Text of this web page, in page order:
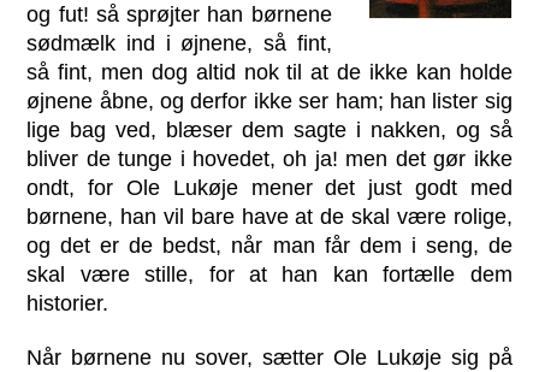
og fut! så sprøjter han børnene
sødmælk ind i øjnene, så fint,
så fint, men dog altid nok til at de ikke kan holde
øjnene åbne, og derfor ikke ser ham; han lister sig
lige bag ved, blæser dem sagte i nakken, og så
bliver de tunge i hovedet, oh ja! men det gør ikke
ondt, for Ole Lukøje mener det just godt med
børnene, han vil bare have at de skal være rolige,
og det er de bedst, når man får dem i seng, de
skal være stille, for at han kan fortælle dem
historier.
Når børnene nu sover, sætter Ole Lukøje sig på